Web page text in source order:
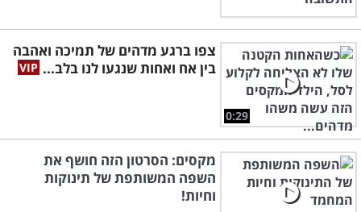
0:29
צפו ברגע מדהים של תמיכה ואהבה
בין אח ואחות שנגעו לנו בלב...
מקסים: הסרטון הזה חושף את
השפה המשותפת של תינוקות
וחיות!